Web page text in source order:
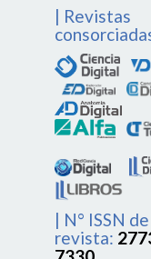
| Revistas
| N° ISSN
revista: